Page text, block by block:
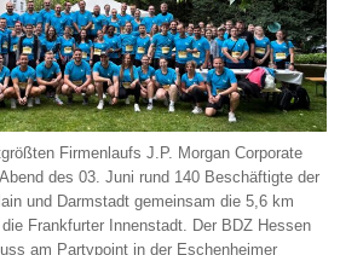
Firmenlaufs J.P. Morgan Corporate
des 03. Juni rund 140 Beschäftigte der
und Darmstadt gemeinsam die 5,6 km
Frankfurter Innenstadt. Der BDZ Hessen
am Partypoint in der Eschenheimer